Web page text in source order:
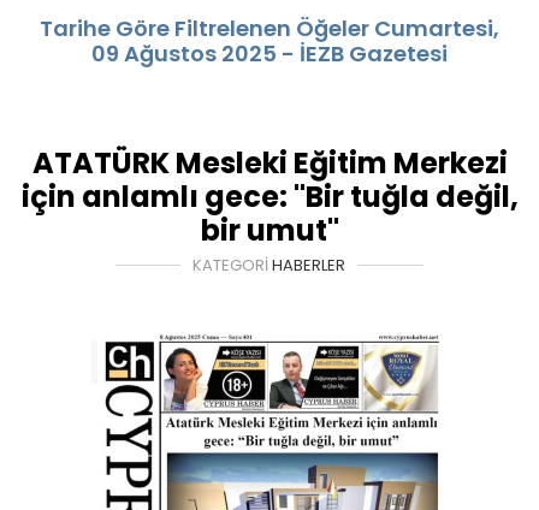
Tarihe Göre Filtrelenen Öğeler Cumartesi,
09 Ağustos 2025 - İEZB Gazetesi
ATATÜRK Mesleki Eğitim Merkezi
için anlamlı gece: "Bir tuğla değil,
bir umut"
KATEGORI HABERLER